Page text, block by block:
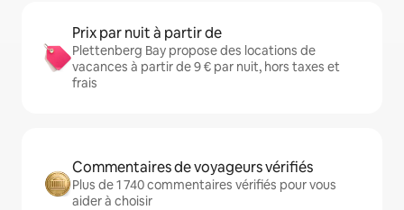
Prix par nuit à partir de
Plettenberg Bay propose des locations de
vacances à partir de 9 € par nuit, hors taxes et
frais
Commentaires de voyageurs vérifiés
Plus de 1 740 commentaires vérifiés pour vous
aider à choisir